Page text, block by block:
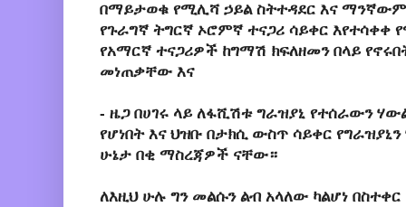
በማይታወቁ የሚሊሻ ኃይል ስትተዳደር እና
የጉራግኛ ትግርኛ ኦሮምኛ ተናጋሪ ሳይቀር
የአማርኛ ተናጋሪዎች ከግማሽ ክፍለዘመን በላይ
መነጠቃቸው እና
- ዜጋ በሀገሩ ላይ ለፋሺሽቱ ግራዝያኒ የተሰራውን
የሆነበት እና ህዝቡ በታክሲ ውስጥ ሳይቀር
ሁኔታ በቂ ማስረጃዎች ናቸው።
ለእዚህ ሁሉ ግን መልሱን ልብ አላለው ካልሆነ